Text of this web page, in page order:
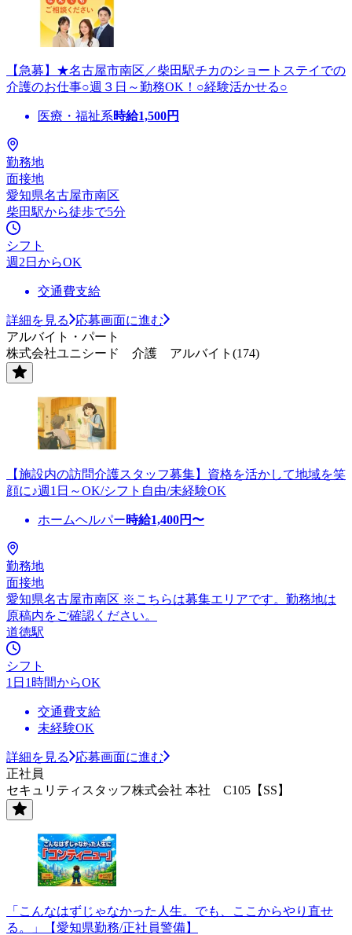
【急募】★名古屋市南区／柴田駅チカのショートステイでの
介護のお仕事○週３日～勤務OK！○経験活かせる○
医療・福祉系時給1,500円
勤務地
面接地
愛知県名古屋市南区
柴田駅から徒歩で5分
シフト
週2日からOK
交通費支給
詳細を見る
応募画面に進む
アルバイト・パート
株式会社ユニシード 介護 アルバイト(174)
【施設内の訪問介護スタッフ募集】資格を活かして地域を笑
顔に♪週1日～OK/シフト自由/未経験OK
ホームヘルパー時給1,400円〜
勤務地
面接地
愛知県名古屋市南区 ※こちらは募集エリアです。勤務地は
原稿内をご確認ください。
道徳駅
シフト
1日1時間からOK
交通費支給
未経験OK
詳細を見る
応募画面に進む
正社員
セキュリティスタッフ株式会社 本社 C105【SS】
「こんなはずじゃなかった人生。でも、ここからやり直せ
る。」【愛知県勤務/正社員警備】